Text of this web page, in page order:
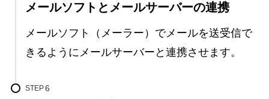
メールソフトとメールサーバーの連携
メールソフト（メーラー）でメールを送受信で
きるようにメールサーバーと連携させます。
STEP